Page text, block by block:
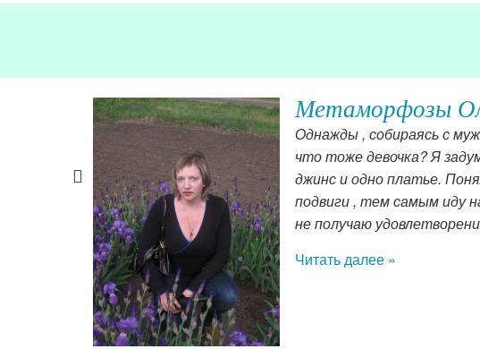
Метаморфозы
Однажды , собираясь с
что тоже девочка? Я
джинс и одно платье.
подвиги , тем самым иду
не получаю
Читать далее »